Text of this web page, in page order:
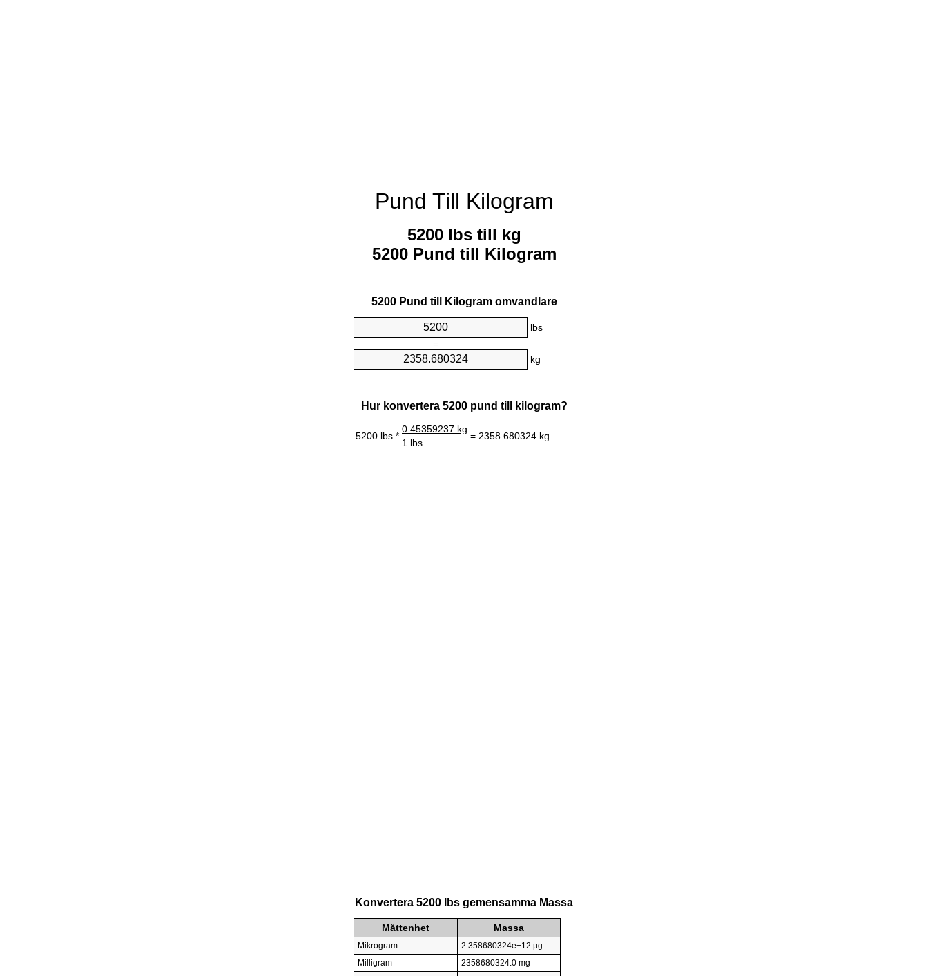
Pund Till Kilogram
5200 lbs till kg
5200 Pund till Kilogram
5200 Pund till Kilogram omvandlare
lbs
=
kg
Hur konvertera 5200 pund till kilogram?
5200 lbs *
0.45359237 kg
= 2358.680324 kg
1 lbs
Konvertera 5200 lbs gemensamma Massa
Måttenhet Massa
Mikrogram
2.358680324e+12 µg
Milligram
2358680324.0 mg